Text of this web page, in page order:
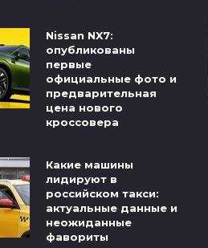
Nissan NX7:
опубликованы
первые
официальные фото и
предварительная
цена нового
кроссовера
Какие машины
лидируют в
российском такси:
актуальные данные и
неожиданные
фавориты